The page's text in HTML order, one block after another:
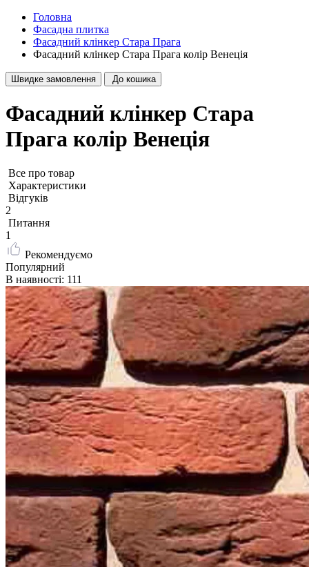
Головна
Фасадна плитка
Фасадний клінкер Стара Прага
Фасадний клінкер Стара Прага колір Венеція
Швидке замовлення До кошика
Фасадний клінкер Стара
Прага колір Венеція
Все про товар
Характеристики
Відгуків
2
Питання
1
Рекомендуємо
Популярний
В наявності: 111